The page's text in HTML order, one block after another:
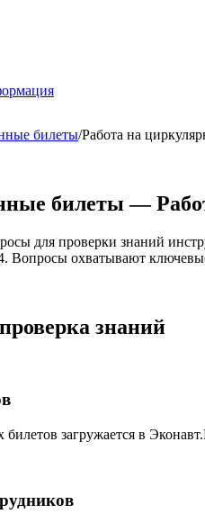
билеты/Работа на
билеты —
для проверки знаний
Вопросы охватывают
знаний
билетов загружается в